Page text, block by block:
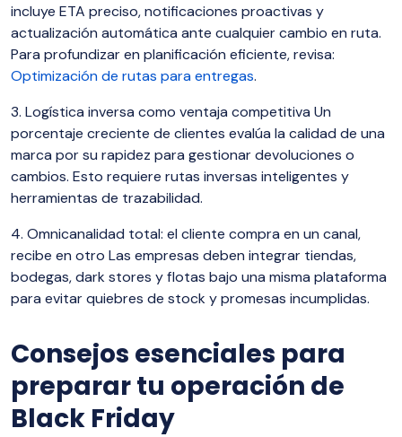
incluye ETA preciso, notificaciones proactivas y
actualización automática ante cualquier cambio en ruta.
Para profundizar en planificación eficiente, revisa:
Optimización de rutas para entregas.
3. Logística inversa como ventaja competitiva Un
porcentaje creciente de clientes evalúa la calidad de una
marca por su rapidez para gestionar devoluciones o
cambios. Esto requiere rutas inversas inteligentes y
herramientas de trazabilidad.
4. Omnicanalidad total: el cliente compra en un canal,
recibe en otro Las empresas deben integrar tiendas,
bodegas, dark stores y flotas bajo una misma plataforma
para evitar quiebres de stock y promesas incumplidas.
Consejos esenciales para
preparar tu operación de
Black Friday